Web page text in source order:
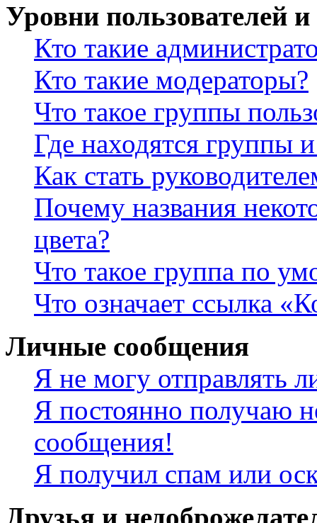
Уровни пользователей
Кто такие
Кто такие модераторы?
Что такое группы
Где находятся группы
Как стать
Почему названия
цвета?
Что такое группа по
Что означает ссылка
Личные сообщения
Я не могу отправлять
Я постоянно получаю
сообщения!
Я получил спам или